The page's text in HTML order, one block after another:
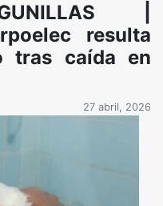
|
resulta
tras caída en
27 abril, 2026